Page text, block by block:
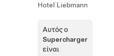
Hotel Liebmann
Αυτός ο
Supercharger
είναι